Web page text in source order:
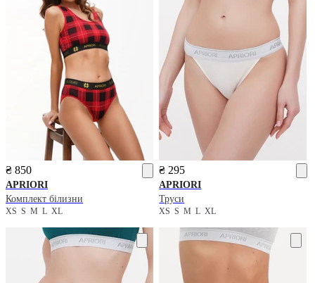
₴ 850
APRIORI
Комплект білизни
XS S M L XL
₴ 295
APRIORI
Труси
XSSMLXL